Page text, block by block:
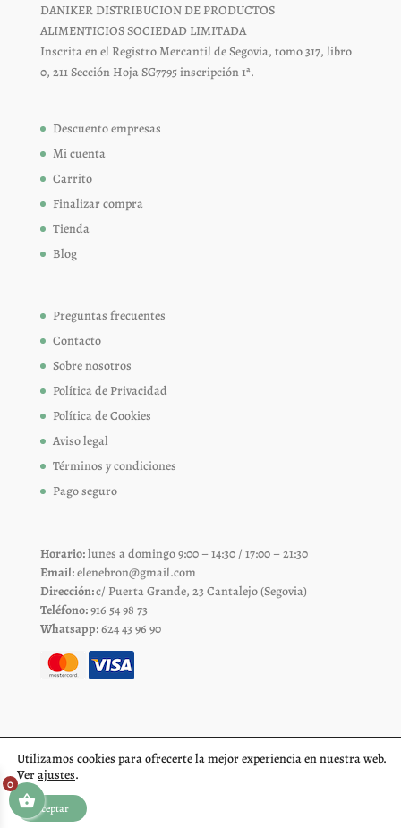
DANIKER DISTRIBUCION DE PRODUCTOS
ALIMENTICIOS SOCIEDAD LIMITADA
Inscrita en el Registro Mercantil de Segovia, tomo 317, libro
0, 211 Sección Hoja SG7795 inscripción 1ª.
Descuento empresas
Mi cuenta
Carrito
Finalizar compra
Tienda
Blog
Preguntas frecuentes
Contacto
Sobre nosotros
Política de Privacidad
Política de Cookies
Aviso legal
Términos y condiciones
Pago seguro
Horario:lunes a domingo 9:00 – 14:30 / 17:00 – 21:30
Email:elenebron@gmail.com
Dirección:c/ Puerta Grande, 23 Cantalejo (Segovia)
Teléfono:916 54 98 73
Whatsapp:624 43 96 90
Utilizamos cookies para ofrecerte la mejor experiencia en nuestra web.
Verajustes.
Aceptar
0